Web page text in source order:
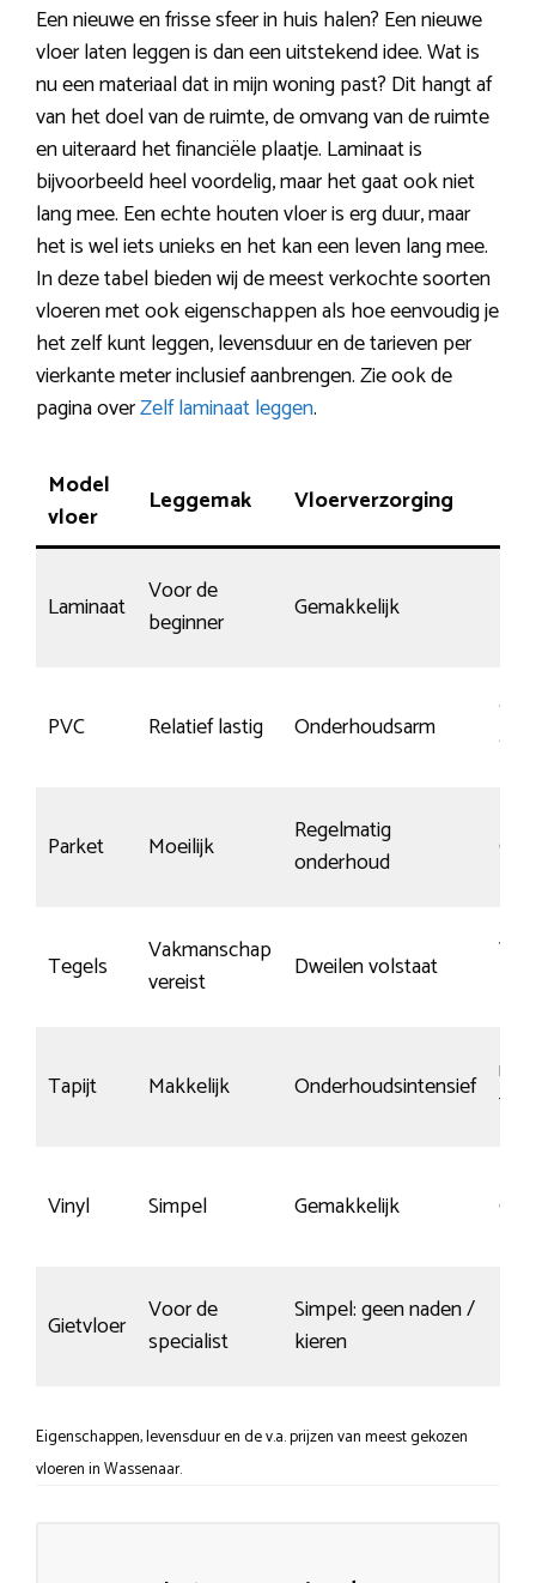
Een nieuwe en frisse sfeer in huis halen? Een nieuwe
vloer laten leggen is dan een uitstekend idee. Wat is
nu een materiaal dat in mijn woning past? Dit hangt af
van het doel van de ruimte, de omvang van de ruimte
en uiteraard het financiële plaatje. Laminaat is
bijvoorbeeld heel voordelig, maar het gaat ook niet
lang mee. Een echte houten vloer is erg duur, maar
het is wel iets unieks en het kan een leven lang mee.
In deze tabel bieden wij de meest verkochte soorten
vloeren met ook eigenschappen als hoe eenvoudig je
het zelf kunt leggen, levensduur en de tarieven per
vierkante meter inclusief aanbrengen. Zie ook de
pagina overZelf laminaat leggen.
Model
vloer
Leggemak Vloerverzorging
Laminaat
Voor de
beginner
Gemakkelijk
PVC Relatief lastig Onderhoudsarm
Parket Moeilijk
Regelmatig
onderhoud
Tegels
Vakmanschap
vereist
Dweilen volstaat
Tapijt Makkelijk Onderhoudsintensief
Vinyl Simpel Gemakkelijk
Gietvloer
Voor de
specialist
Simpel: geen naden /
kieren
Eigenschappen, levensduur en de v.a. prijzen van meest gekozen
vloeren in Wassenaar.